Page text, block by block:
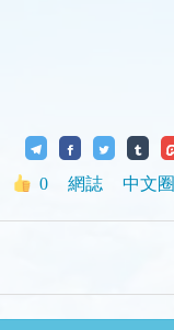
0 網誌 中文圈